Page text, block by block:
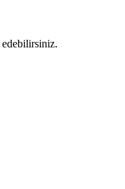
edebilirsiniz.